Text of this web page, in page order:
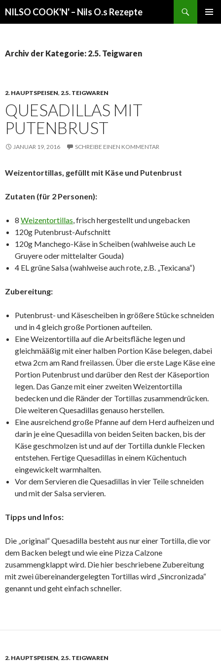
NILSO COOK'N' – Nils O.s Rezepte
Archiv der Kategorie: 2.5. Teigwaren
2. HAUPTSPEISEN, 2.5. TEIGWAREN
QUESADILLAS MIT
PUTENBRUST
JANUAR 19, 2016 SCHREIBE EINEN KOMMENTAR
Weizentortillas, gefüllt mit Käse und Putenbrust
Zutaten (für 2 Personen):
8 Weizentortillas, frisch hergestellt und ungebacken
120g Putenbrust-Aufschnitt
120g Manchego-Käse in Scheiben (wahlweise auch Le
Gruyere oder mittelalter Gouda)
4 EL grüne Salsa (wahlweise auch rote, z.B. „Texicana“)
Zubereitung:
Putenbrust- und Käsescheiben in größere Stücke schneiden
und in 4 gleich große Portionen aufteilen.
Eine Weizentortilla auf die Arbeitsfläche legen und
gleichmääßig mit einer halben Portion Käse belegen, dabei
etwa 2cm am Rand freilassen. Über die erste Lage Käse eine
Portion Putenbrust und darüber den Rest der Käseportion
legen. Das Ganze mit einer zweiten Weizentortilla
bedecken und die Ränder der Tortillas zusammendrücken.
Die weiteren Quesadillas genauso herstellen.
Eine ausreichend große Pfanne auf dem Herd aufheizen und
darin je eine Quesadilla von beiden Seiten backen, bis der
Käse geschmolzen ist und auf der Tortilla dunkle Flecken
entstehen. Fertige Quesadillas in einem Küchentuch
eingewickelt warmhalten.
Vor dem Servieren die Quesadillas in vier Teile schneiden
und mit der Salsa servieren.
Tipps und Infos:
Die „original“ Quesadilla besteht aus nur einer Tortilla, die vor
dem Backen belegt und wie eine Pizza Calzone
zusammengklappt wird. Die hier beschriebene Zubereitung
mit zwei übereinandergelegten Tortillas wird „Sincronizada“
genannt und geht einfach schneller.
2. HAUPTSPEISEN, 2.5. TEIGWAREN